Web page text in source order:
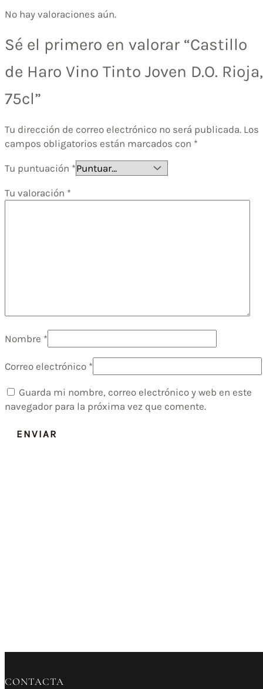
No hay valoraciones aún.
Sé el primero en valorar “Castillo
de Haro Vino Tinto Joven D.O. Rioja,
75cl”
Tu dirección de correo electrónico no será publicada. Los
campos obligatorios están marcados con *
Tu puntuación *
Tu valoración *
Nombre *
Correo electrónico *
Guarda mi nombre, correo electrónico y web en este
navegador para la próxima vez que comente.
CONTACTA